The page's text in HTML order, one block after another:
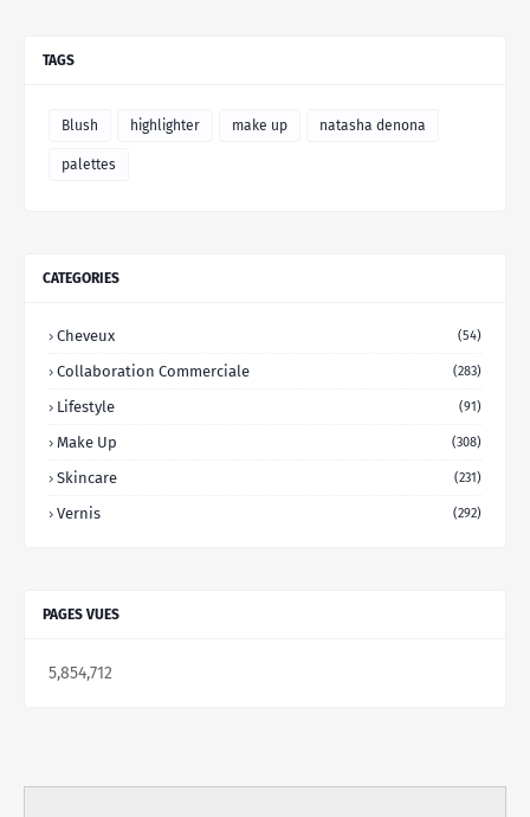
TAGS
Blush highlighter make up natasha denona
palettes
CATEGORIES
Cheveux (54)
Collaboration Commerciale (283)
Lifestyle (91)
Make Up (308)
Skincare (231)
Vernis (292)
PAGES VUES
5,854,712